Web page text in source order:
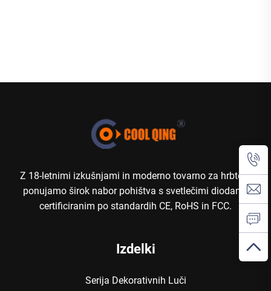
Z 18-letnimi izkušnjami in moderno tovarno za hrbtom
ponujamo širok nabor pohištva s svetlečimi diodami,
certificiranim po standardih CE, RoHS in FCC.
Izdelki
Serija Dekorativnih Luči